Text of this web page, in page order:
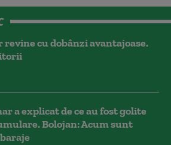
cu dobânzi avantajoase.
a explicat de ce au fost golite
Bolojan: Acum sunt